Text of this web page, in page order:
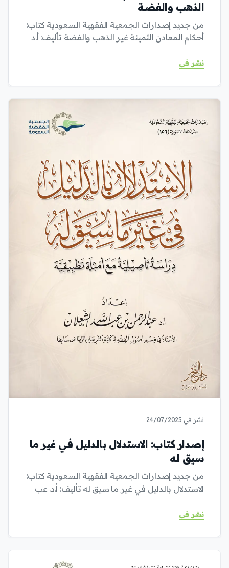
الذهب والفضة
من جديد إصدارات الجمعية الفقهية السعودية كتاب:
أحكام المعادن الثمينة غير الذهب والفضة تأليف: أ.د
نشر في
نشر في 24/07/2025
إصدار كتاب: الاستدلال بالدليل في غير ما
سيق له
من جديد إصدارات الجمعية الفقهية السعودية كتاب:
الاستدلال بالدليل في غير ما سيق له تأليف: أ.د. عب
نشر في